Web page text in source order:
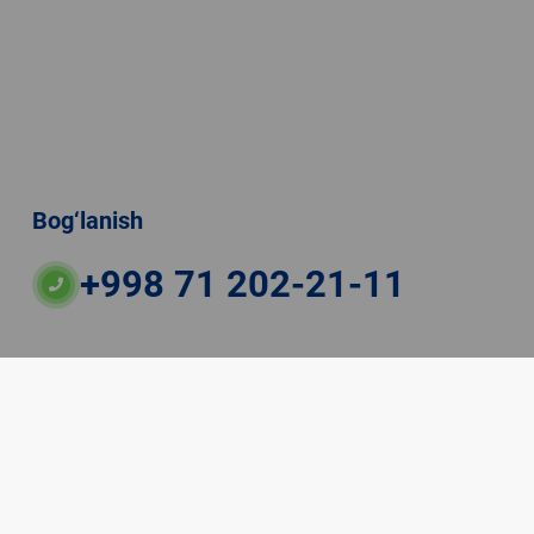
Bog‘lanish
+998 71 202-21-11